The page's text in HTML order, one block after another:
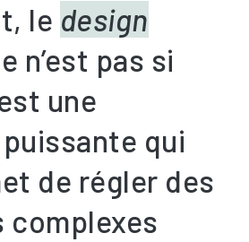
le design
n’est pas si
une
qui
de régler des
complexes